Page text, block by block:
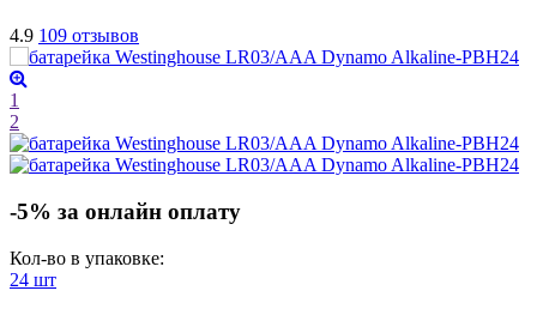
4.9 109 отзывов
1
2
-5% за онлайн оплату
Кол-во в упаковке:
24 шт